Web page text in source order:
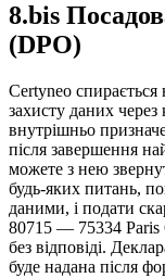
8.bis
(DPO)
Certyneo
захисту даних
внутрішньо
після завершення
можете з нею
будь-яких питань,
даними, і подати
80715 — 75334 Paris
без відповіді.
буде надана після